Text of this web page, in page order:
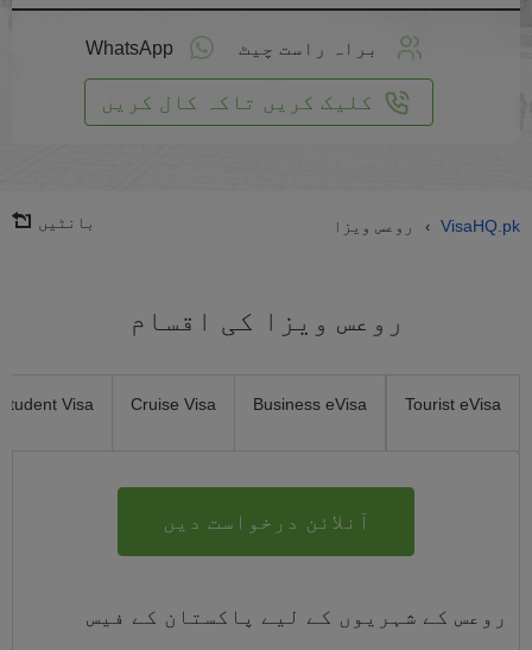
براہ راست چیٹ WhatsApp
کلیک کریں تاکہ کال کریں
VisaHQ.pk
› روعس ویزا بانٹیں
روعس ویزا کی اقسام
Tourist eVisa
Business eVisa
Cruise Visa
Student Visa
آنلائن درخواست دیں
روعس کے شہریوں کے لیے پاکستان کے فیس